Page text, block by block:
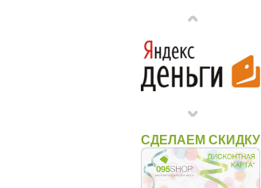
СДЕЛАЕМ СКИДКУ